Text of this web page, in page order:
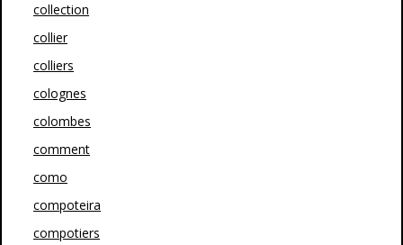
collection
collier
colliers
colognes
colombes
comment
como
compoteira
compotiers